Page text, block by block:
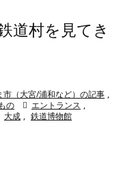
道村を見てき
市（大宮/浦和など）の記事
の  エントランス
大成 鉄道博物館